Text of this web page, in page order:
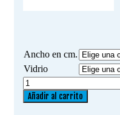
Ancho en cm.
Vidrio
Mampara
BañoLux
Añadir al carrito